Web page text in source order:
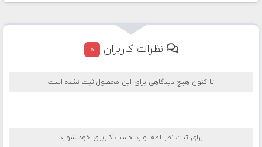
نظرات کاربران 0
تا کنون هیچ دیدگاهی برای این محصول ثبت نشده است
برای ثبت نظر لطفا وارد حساب کاربری خود شوید